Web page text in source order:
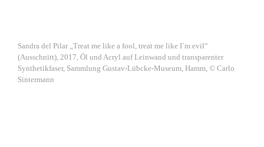
Sandra del Pilar „Treat me like a fool, treat me like I´m evil“
(Ausschnitt), 2017, Öl und Acryl auf Leinwand und transparenter
Synthetikfaser, Sammlung Gustav-Lübcke-Museum, Hamm, © Carlo
Sintermann